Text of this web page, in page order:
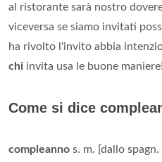
al ristorante sarà nostro
viceversa se siamo invitati
ha rivolto l'invito abbia
chi invita usa le buone maniere!
Come si dice
compleanno s. m. [dallo